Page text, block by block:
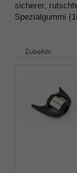
sicherer,
Spezialgummi
Zubehör